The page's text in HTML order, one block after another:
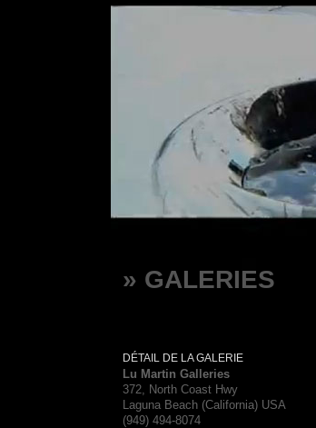
» GALERIES
DÉTAIL DE LA GALERIE
Lu Martin Galleries
372, North Coast Hwy
Laguna Beach (California) USA
(949) 494-8074